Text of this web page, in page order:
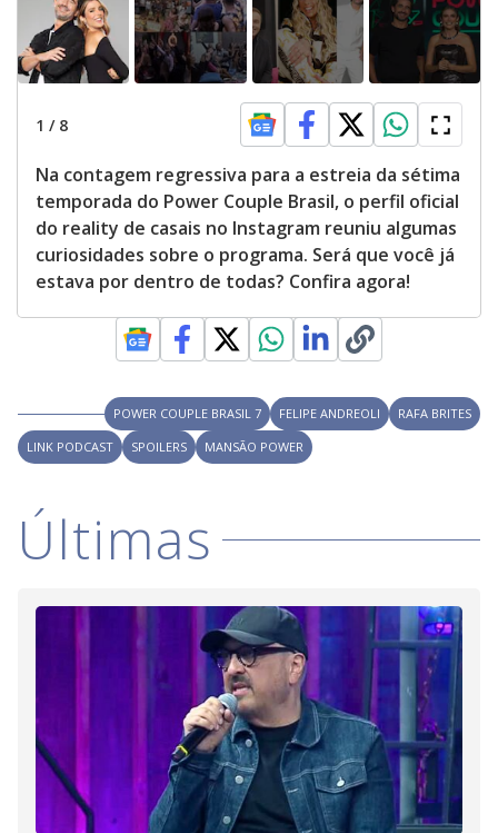
1 / 8
Na contagem regressiva para a estreia da sétima
temporada do Power Couple Brasil, o perfil oficial
do reality de casais no Instagram reuniu algumas
curiosidades sobre o programa. Será que você já
estava por dentro de todas? Confira agora!
POWER COUPLE BRASIL 7 FELIPE ANDREOLI
RAFA BRITES
LINK PODCAST
SPOILERS MANSÃO POWER
Últimas